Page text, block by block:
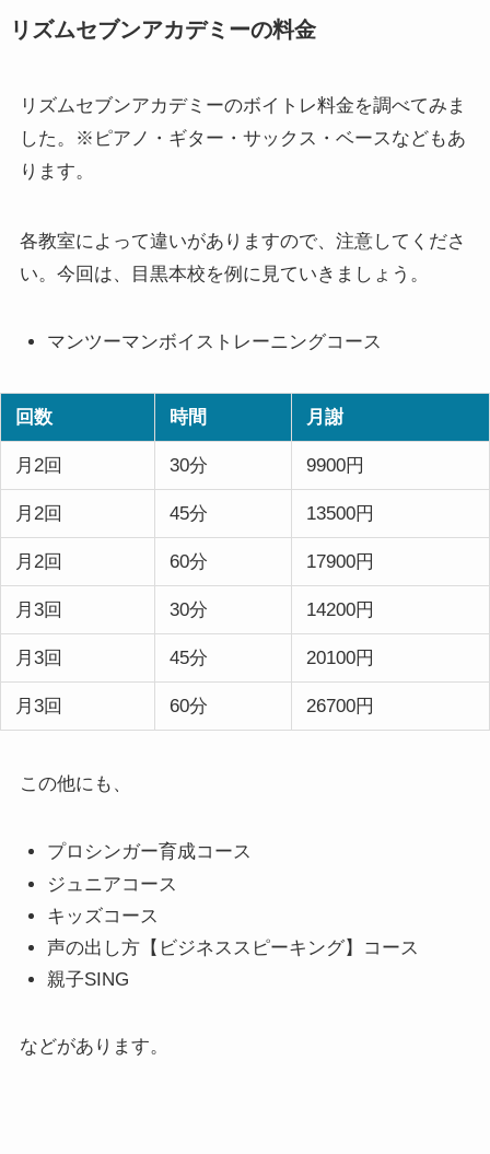
リズムセブンアカデミーの料金
リズムセブンアカデミーのボイトレ料金を調べてみま
した。※ピアノ・ギター・サックス・ベースなどもあ
ります。
各教室によって違いがありますので、注意してくださ
い。今回は、目黒本校を例に見ていきましょう。
マンツーマンボイストレーニングコース
回数 時間 月謝
月2回 30分 9900円
月2回 45分 13500円
月2回 60分 17900円
月3回 30分 14200円
月3回 45分 20100円
月3回 60分 26700円
この他にも、
プロシンガー育成コース
ジュニアコース
キッズコース
声の出し方【ビジネススピーキング】コース
親子SING
などがあります。